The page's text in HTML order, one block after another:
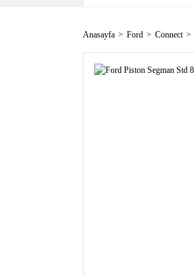
Anasayfa Ford Connect